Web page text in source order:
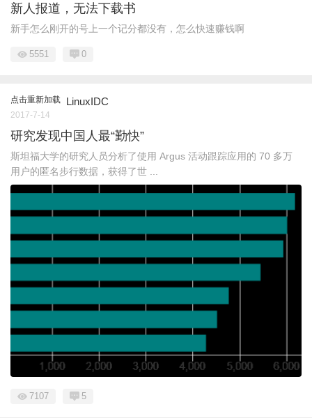
新人报道，无法下载书
新手怎么刚开的号上一个记分都没有，怎么快速赚钱啊
5551 0
点击重新加载 LinuxIDC
2017-7-14
研究发现中国人最“勤快”
斯坦福大学的研究人员分析了使用 Argus 活动跟踪应用的 70 多万
用户的匿名步行数据，获得了世 ...
7107 5